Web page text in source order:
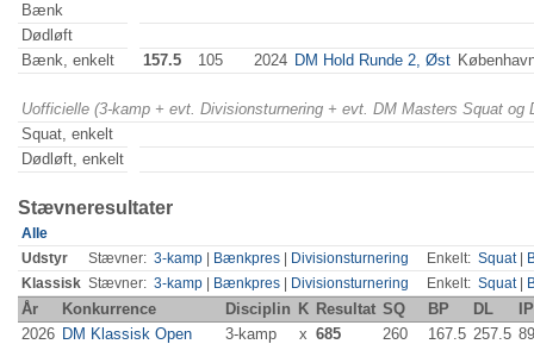
Bænk
Dødløft
Bænk, enkelt
157.5 105 2024 DM Hold Runde 2, Øst
Uofficielle (3-kamp + evt. Divisionsturnering + evt. DM Masters Squat
Squat, enkelt
Dødløft, enkelt
Stævneresultater
Alle
Udstyr
Stævner: 3-kamp Bænkpres Divisionsturnering Enkelt: Squat|
Klassisk Stævner: 3-kamp Bænkpres Divisionsturnering Enkelt: Squat|
År Konkurrence Disciplin K Resultat SQ BP DL
2026 DM Klassisk Open 3-kamp x 685 260 167.5 257.5